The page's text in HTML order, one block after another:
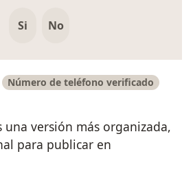
Si No
Número de teléfono verificado
una versión más organizada,
para publicar en